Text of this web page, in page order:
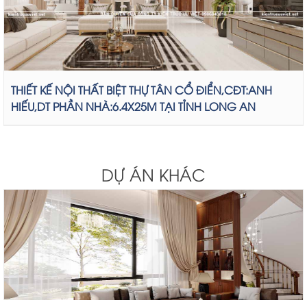
THIẾT KẾ NỘI THẤT BIỆT THỰ TÂN CỔ ĐIỂN,CĐT:ANH
HIẾU,DT PHẦN NHÀ:6.4X25M TẠI TỈNH LONG AN
DỰ ÁN KHÁC